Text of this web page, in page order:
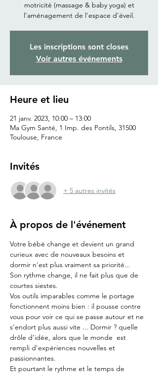
motricité (massage & baby yoga) et
l'aménagement de l'espace d'éveil.
Les inscriptions sont closes
Voir autres événements
Heure et lieu
21 janv. 2023, 10:00 – 13:00
Ma Gym Santé, 1 Imp. des Pontils, 31500
Toulouse, France
Invités
+ 5 autres invités
À propos de l'événement
Votre bébé change et devient un grand
curieux avec de nouveaux besoins et
dormir n'est plus vraiment sa priorité...
Son rythme change, il ne fait plus que de
courtes siestes.
Vos outils imparables comme le portage
fonctionnent moins bien : il pousse contre
vous pour voir ce qui se passe autour et ne
s'endort plus aussi vite ... Dormir ? quelle
drôle d'idée, alors que le monde  est
rempli d'expériences nouvelles et
passionnantes.
Et pourtant le rythme et le temps de